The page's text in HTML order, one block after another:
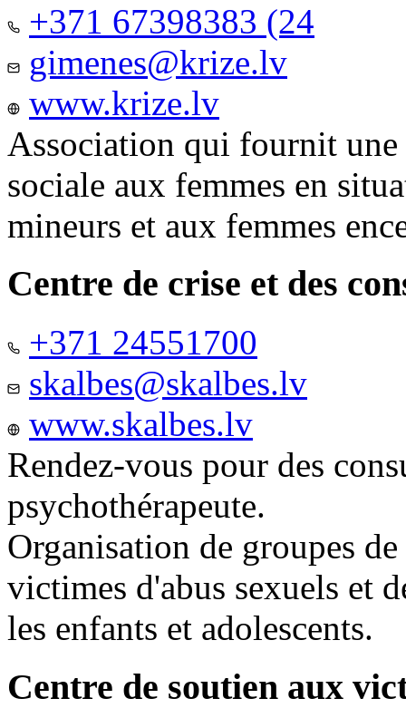
+371 67398383 (24
gimenes@krize.lv
www.krize.lv
Association qui fournit une
sociale aux femmes en
mineurs et aux femmes
Centre de crise et des
+371 24551700
skalbes@skalbes.lv
www.skalbes.lv
Rendez-vous pour des
psychothérapeute.
Organisation de groupes
victimes d'abus sexuels et
les enfants et adolescents.
Centre de soutien aux